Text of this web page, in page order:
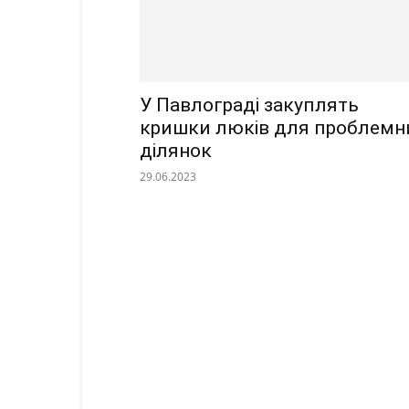
У Павлограді закуплять
кришки люків для
ділянок
29.06.2023